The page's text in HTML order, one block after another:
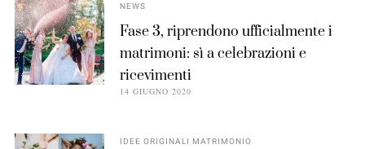
NEWS
Fase 3, riprendono ufficialmente i
matrimoni: sì a celebrazioni e
ricevimenti
14 GIUGNO 2020
IDEE ORIGINALI MATRIMONIO